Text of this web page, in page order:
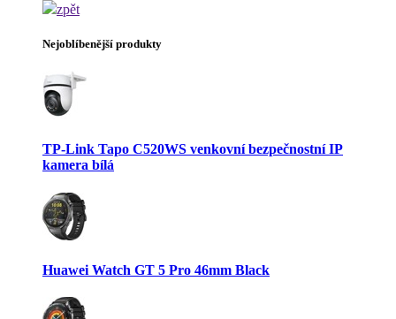
zpět
Nejoblíbenější produkty
TP-Link Tapo C520WS venkovní bezpečnostní IP
kamera bílá
Huawei Watch GT 5 Pro 46mm Black